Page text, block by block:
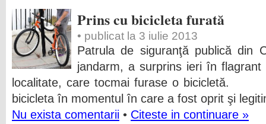
Prins cu bicicleta furată
• publicat la 3 iulie 2013
Patrula de siguranţă publică din
jandarm, a surprins ieri în
localitate, care tocmai furase o
bicicleta în momentul în care a fost oprit şi
Nu exista comentarii • Citeste in continuare »